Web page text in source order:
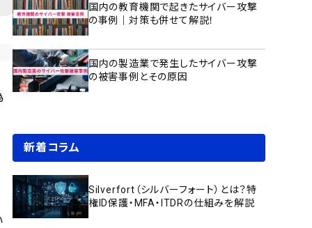
国内の教育機関で起きたサイバー攻撃
の事例｜対策も併せて解説！
国内の製造業で発生したサイバー攻撃
の被害事例とその原因
新着コラム
Silverfort（シルバーフォート）とは？特
権ID保護・MFA・ITDRの仕組みを解説